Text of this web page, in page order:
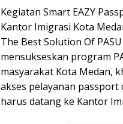
Kegiatan Smart EAZY
Kantor Imigrasi Kota
The Best Solution Of
mensukseskan program
masyarakat Kota Medan,
akses pelayanan
harus datang ke Kantor